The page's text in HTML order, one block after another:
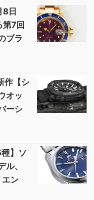
8日
第7回
ブラ
作【シ
オッ
ーシ
】ソ
、
ン